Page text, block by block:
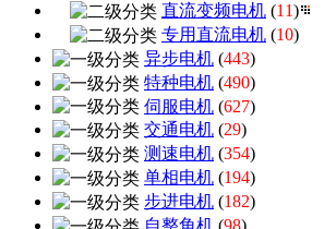
直流变频电机 (11)
专用直流电机 (10)
异步电机 (443)
特种电机 (490)
伺服电机 (627)
交通电机 (29)
测速电机 (354)
单相电机 (194)
步进电机 (182)
自整角机 (98)